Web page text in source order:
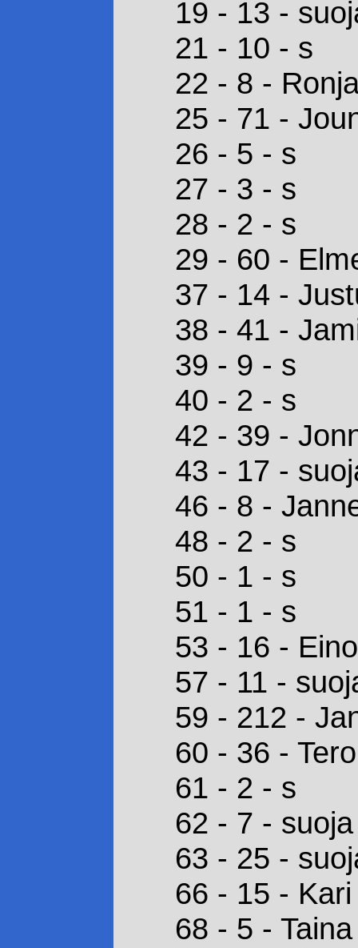
19 - 13 -
21 - 10 - s
22 - 8 -
25 - 71 -
26 - 5 - s
27 - 3 - s
28 - 2 - s
29 - 60 -
37 - 14 -
38 - 41 -
39 - 9 - s
40 - 2 - s
42 - 39 -
43 - 17 -
46 - 8 -
48 - 2 - s
50 - 1 - s
51 - 1 - s
53 - 16 -
57 - 11 -
59 - 212 -
60 - 36 -
61 - 2 - s
62 - 7 - suoja
63 - 25 -
66 - 15 -
68 - 5 -